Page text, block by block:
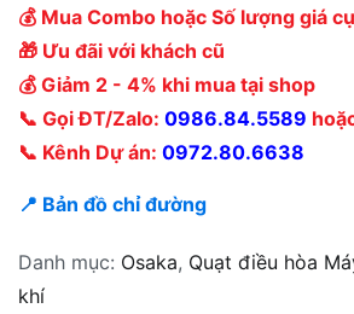
💰 Mua Combo hoặc Số lượng giá
🎁 Ưu đãi với khách cũ
💰 Giảm 2 - 4% khi mua tại shop
📞 Gọi ĐT/Zalo: 0986.84.5589
📞 Kênh Dự án: 0972.80.6638
📍 Bản đồ chỉ đường
Danh mục: Osaka, Quạt điều hòa
khí